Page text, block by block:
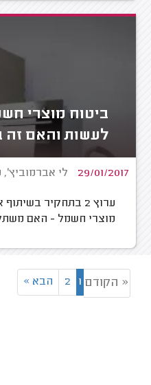
ביטוח מוצרי
לעשות והאם
29/01/2017 לי אברמוביץ',
ערוץ 2 בתחקיר
מוצרי חשמל - האם
« הקודם 1
2 הבא »